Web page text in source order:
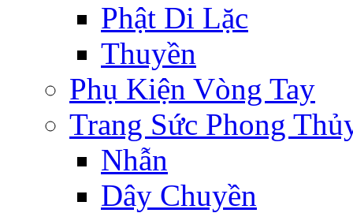
Phật Di Lặc
Thuyền
Phụ Kiện Vòng Tay
Trang Sức Phong
Nhẫn
Dây Chuyền